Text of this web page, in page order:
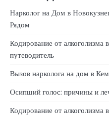
Нарколог на Дом в
Рядом
Кодирование от
путеводитель
Вызов нарколога на дом в
Осипший голос: причины и
Кодирование от алкоголизма